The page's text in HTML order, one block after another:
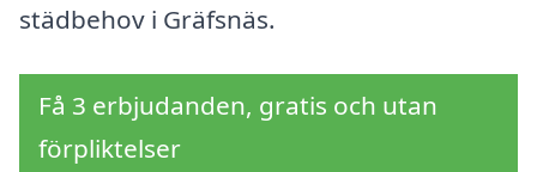
städbehov i Gräfsnäs.
Få 3 erbjudanden, gratis och utan
förpliktelser